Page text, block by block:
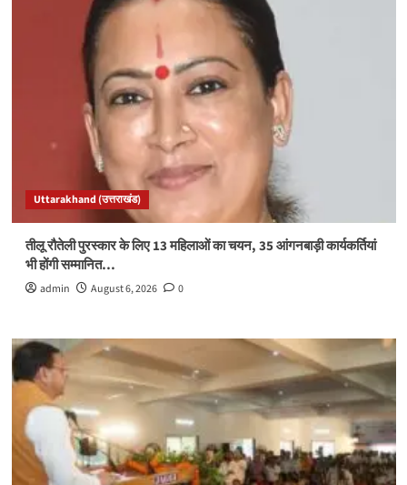
Uttarakhand (उत्तराखंड)
तीलू रौतेली पुरस्कार के लिए 13 महिलाओं का चयन, 35 आंगनबाड़ी कार्यकर्तियां
भी होंगी सम्मानित…
admin August 6, 2026 0